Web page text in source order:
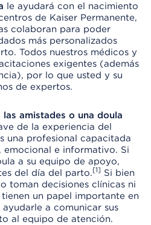
le ayudará con el nacimiento
de Kaiser Permanente,
colaboran para poder
más personalizados
Todos nuestros médicos y
exigentes (además
por lo que usted y su
de expertos.
amistades o una doula
de la experiencia del
una profesional capacitada
e informativo. Si
a su equipo de apoyo,
del día del parto.[1] Si bien
toman decisiones clínicas ni
un papel importante en
a comunicar sus
al equipo de atención.